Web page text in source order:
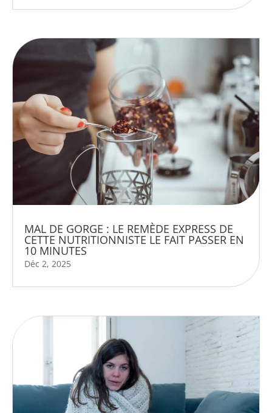
MAL DE GORGE : LE REMÈDE EXPRESS DE
CETTE NUTRITIONNISTE LE FAIT PASSER EN
10 MINUTES
Déc 2, 2025